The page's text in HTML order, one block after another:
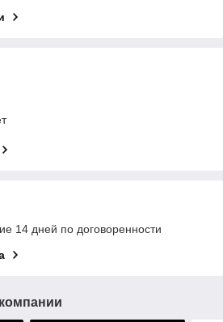
14 дней по договоренности